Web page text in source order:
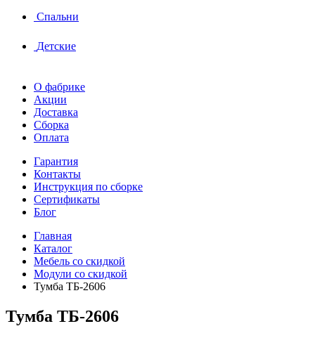
Спальни
Детские
О фабрике
Акции
Доставка
Сборка
Оплата
Гарантия
Контакты
Инструкция по сборке
Сертификаты
Блог
Главная
Каталог
Мебель со скидкой
Модули со скидкой
Тумба ТБ-2606
Тумба ТБ-2606